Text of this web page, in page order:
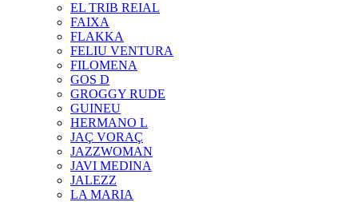
EL TRIB REIAL
FAIXA
FLAKKA
FELIU VENTURA
FILOMENA
GOS D
GROGGY RUDE
GUINEU
HERMANO L
JAÇ VORAÇ
JAZZWOMAN
JAVI MEDINA
JALEZZ
LA MARIA